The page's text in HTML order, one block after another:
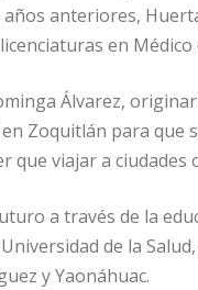
anteriores,
en
Álvarez,
en Zoquitlán para
que viajar a ciudades
a través de la
de la
y Yaonáhuac.